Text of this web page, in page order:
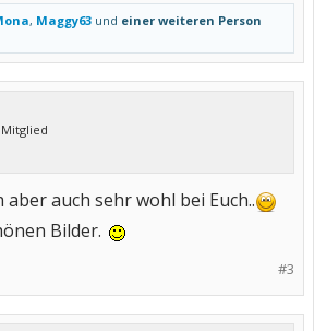
, Maggy63 und einer weiteren Person
aber auch sehr wohl bei Euch..
Bilder.
#3